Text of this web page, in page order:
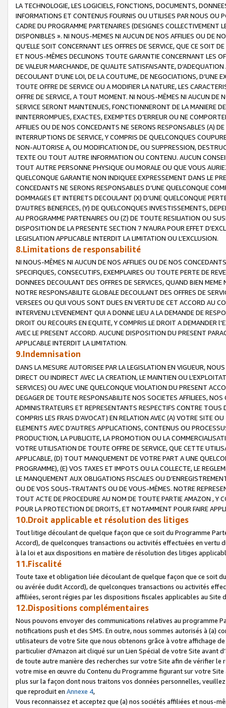
LA TECHNOLOGIE, LES LOGICIELS, FONCTIONS, DOCUMENTS,
INFORMATIONS ET CONTENUS FOURNIS OU UTILISES PAR NOUS OU
CADRE DU PROGRAMME PARTENAIRES (DESIGNES COLLECTIVEMENT
DISPONIBLES ». NI NOUS-MEMES NI AUCUN DE NOS AFFILIES OU DE
QU’ELLE SOIT CONCERNANT LES OFFRES DE SERVICE, QUE CE SOIT
ET NOUS-MÊMES DECLINONS TOUTE GARANTIE CONCERNANT LES
DE VALEUR MARCHANDE, DE QUALITE SATISFAISANTE,
DECOULANT D’UNE LOI, DE LA COUTUME, DE NEGOCIATIONS, D’UNE
TOUTE OFFRE DE SERVICE OU A MODIFIER LA NATURE, LES
OFFRE DE SERVICE, A TOUT MOMENT. NI NOUS-MÊMES NI AUCUN DE
SERVICE SERONT MAINTENUES, FONCTIONNERONT DE LA MANIERE
ININTERROMPUES, EXACTES, EXEMPTES D’ERREUR OU NE
AFFILIES OU DE NOS CONCEDANTS NE SERONS RESPONSABLES (A)
INTERRUPTIONS DE SERVICE, Y COMPRIS DE QUELCONQUES
NON-AUTORISE A, OU MODIFICATION DE, OU SUPPRESSION,
TEXTE OU TOUT AUTRE INFORMATION OU CONTENU. AUCUN
TOUT AUTRE PERSONNE PHYSIQUE OU MORALE OU QUE VOUS
QUELCONQUE GARANTIE NON INDIQUEE EXPRESSEMENT DANS LE
CONCEDANTS NE SERONS RESPONSABLES D’UNE QUELCONQUE
DOMMAGES ET INTERETS DECOULANT (X) D'UNE QUELCONQUE
D'AUTRES BENEFICES, (Y) DE QUELCONQUES INVESTISSEMENTS,
AU PROGRAMME PARTENAIRES OU (Z) DE TOUTE RESILIATION OU
DISPOSITION DE LA PRESENTE SECTION 7 N'AURA POUR EFFET
LEGISLATION APPLICABLE INTERDIT LA LIMITATION OU L’EXCLUSION.
8.Limitations de responsabilité
NI NOUS-MÊMES NI AUCUN DE NOS AFFILIES OU DE NOS
SPECIFIQUES, CONSECUTIFS, EXEMPLAIRES OU TOUTE PERTE DE
DONNEES DECOULANT DES OFFRES DE SERVICES, QUAND BIEN
NOTRE RESPONSABILITE GLOBALE DECOULANT DES OFFRES DE
VERSEES OU QUI VOUS SONT DUES EN VERTU DE CET ACCORD AU
INTERVENU L’EVENEMENT QUI A DONNE LIEU A LA DEMANDE DE
DROIT OU RECOURS EN EQUITE, Y COMPRIS LE DROIT A DEMANDER
AVEC LE PRESENT ACCORD. AUCUNE DISPOSITION DU PRESENT
APPLICABLE INTERDIT LA LIMITATION.
9.Indemnisation
DANS LA MESURE AUTORISEE PAR LA LEGISLATION EN VIGUEUR,
DIRECT OU INDIRECT AVEC LA CREATION, LE MAINTIEN OU
SERVICES) OU AVEC UNE QUELCONQUE VIOLATION DU PRESENT
DEGAGER DE TOUTE RESPONSABILITE NOS SOCIETES AFFILIEES,
ADMINISTRATEURS ET REPRESENTANTS RESPECTIFS CONTRE
COMPRIS LES FRAIS D’AVOCAT) EN RELATION AVEC (A) VOTRE SITE
ELEMENTS AVEC D’AUTRES APPLICATIONS, CONTENUS OU
PRODUCTION, LA PUBLICITE, LA PROMOTION OU LA
VOTRE UTILISATION DE TOUTE OFFRE DE SERVICE, QUE CETTE
APPLICABLE, (D) TOUT MANQUEMENT DE VOTRE PART A UNE
PROGRAMME), (E) VOS TAXES ET IMPOTS OU LA COLLECTE, LE
LE MANQUEMENT AUX OBLIGATIONS FISCALES OU
OU DE VOS SOUS-TRAITANTS OU DE VOUS-MÊMES. NOTRE
TOUT ACTE DE PROCEDURE AU NOM DE TOUTE PARTIE AMAZON , Y
POUR LA PROTECTION DE DROITS, ET NOTAMMENT POUR FAIRE
10.Droit applicable et résolution des litiges
Tout litige découlant de quelque façon que ce soit du Programme
Accord), de quelconques transactions ou activités effectuées en vertu
à la loi et aux dispositions en matière de résolution des litiges
11.Fiscalité
Toute taxe et obligation liée découlant de quelque façon que ce soit
ou avérée dudit Accord), de quelconques transactions ou activités
affiliées, seront régies par les dispositions fiscales applicables au Site
12.Dispositions complémentaires
Nous pouvons envoyer des communications relatives au programme
notifications push et des SMS. En outre, nous sommes autorisés à
utilisateurs de votre Site que nous obtenons grâce à votre affichage
particulier d'Amazon ait cliqué sur un Lien Spécial de votre Site avant
de toute autre manière des recherches sur votre Site afin de vérifier
votre mise en œuvre du Contenu du Programme figurant sur votre
plus sur la façon dont nous traitons vos données personnelles,
que reproduit en Annexe 4,
Vous reconnaissez et acceptez que (a) nos sociétés affiliées et nous-